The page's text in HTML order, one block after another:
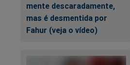
mente descaradamente,
mas é desmentida por
Fahur (veja o vídeo)